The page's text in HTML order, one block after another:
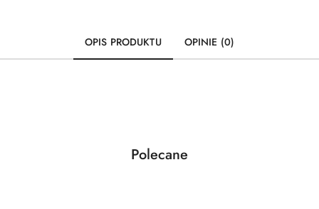
OPIS PRODUKTU OPINIE (0)
Pomiń karuzelę produktów
Produkty
Polecane